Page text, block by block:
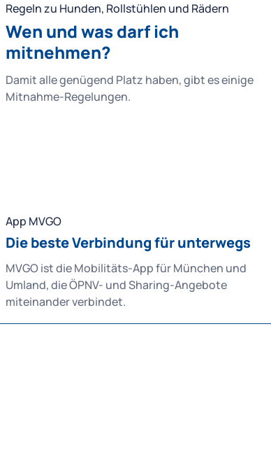
Regeln zu Hunden, Rollstühlen und Rädern
Wen und was darf ich
mitnehmen?
Damit alle genügend Platz haben, gibt es einige
Mitnahme-Regelungen.
App MVGO
Die beste Verbindung für unterwegs
MVGO ist die Mobilitäts-App für München und
Umland, die ÖPNV- und Sharing-Angebote
miteinander verbindet.